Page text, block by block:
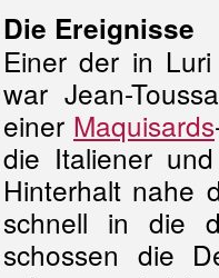
Die Ereignisse
Einer der in
war Jean-
einer Maquisards
die Italiener
Hinterhalt nahe
schnell in die
schossen die